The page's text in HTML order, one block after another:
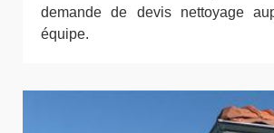
demande de devis nettoyage
équipe.